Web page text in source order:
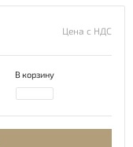
Цена с НДС
В корзину